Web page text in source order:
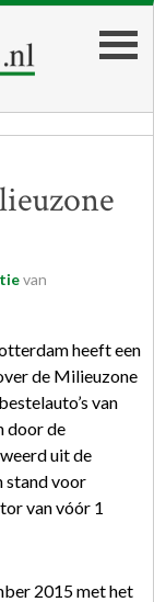
van
heeft een
de Milieuzone
van
door de
uit de
stand voor
van vóór 1
2015 met het